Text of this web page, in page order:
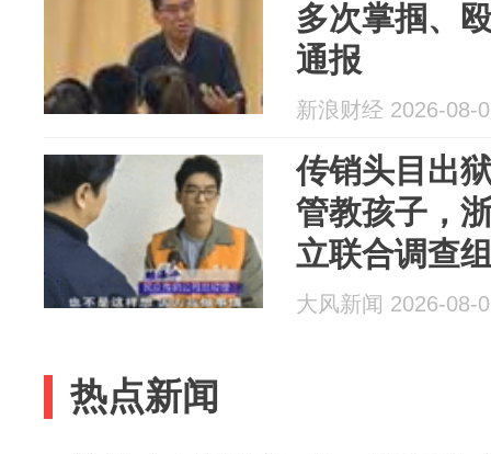
多次掌掴、
通报
新浪财经 2026-08-
传销头目出
管教孩子，
立联合调查
调查取证，
大风新闻 2026-08-
热点新闻